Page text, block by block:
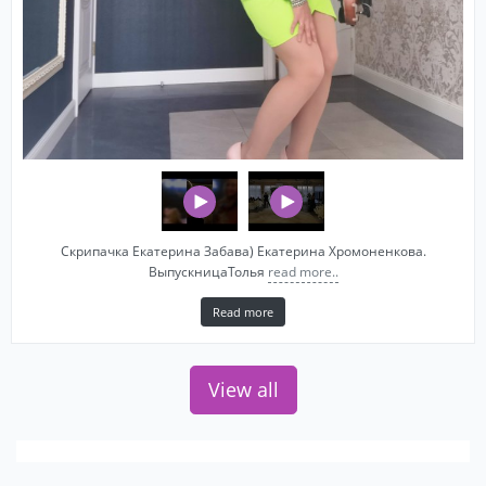
Скрипачка Екатерина Забава) Екатерина Хромоненкова.
ВыпускницаТолья read more..
Read more
View all